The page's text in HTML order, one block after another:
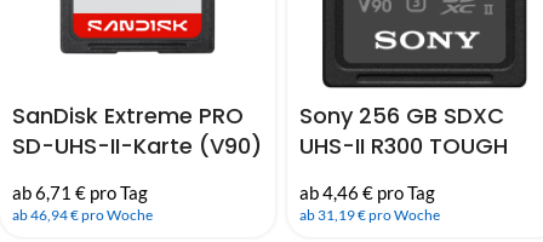
SanDisk Extreme PRO
SD-UHS-II-Karte (V90)
ab 6,71 € pro Tag
ab 46,94 € pro Woche
Sony 256 GB SDXC
UHS-II R300 TOUGH
ab 4,46 € pro Tag
ab 31,19 € pro Woche